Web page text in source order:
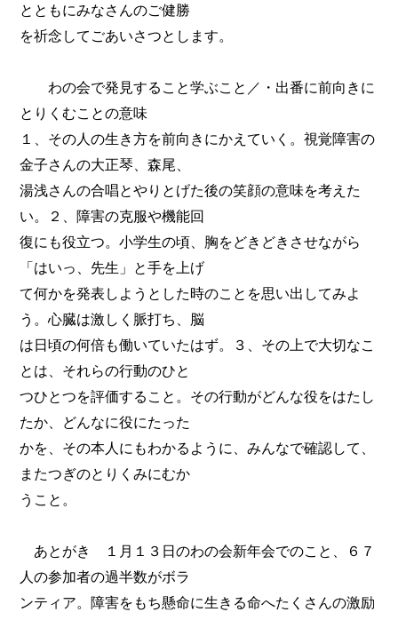
とともにみなさんのご健勝
を祈念してごあいさつとします。
わの会で発見すること学ぶこと／・出番に前向きに
とりくむことの意味
１、その人の生き方を前向きにかえていく。視覚障害の
金子さんの大正琴、森尾、
湯浅さんの合唱とやりとげた後の笑顔の意味を考えた
い。２、障害の克服や機能回
復にも役立つ。小学生の頃、胸をどきどきさせながら
「はいっ、先生」と手を上げ
て何かを発表しようとした時のことを思い出してみよ
う。心臓は激しく脈打ち、脳
は日頃の何倍も働いていたはず。３、その上で大切なこ
とは、それらの行動のひと
つひとつを評価すること。その行動がどんな役をはたし
たか、どんなに役にたった
かを、その本人にもわかるように、みんなで確認して、
またつぎのとりくみにむか
うこと。
あとがき １月１３日のわの会新年会でのこと、６７
人の参加者の過半数がボラ
ンティア。障害をもち懸命に生きる命へたくさんの激励